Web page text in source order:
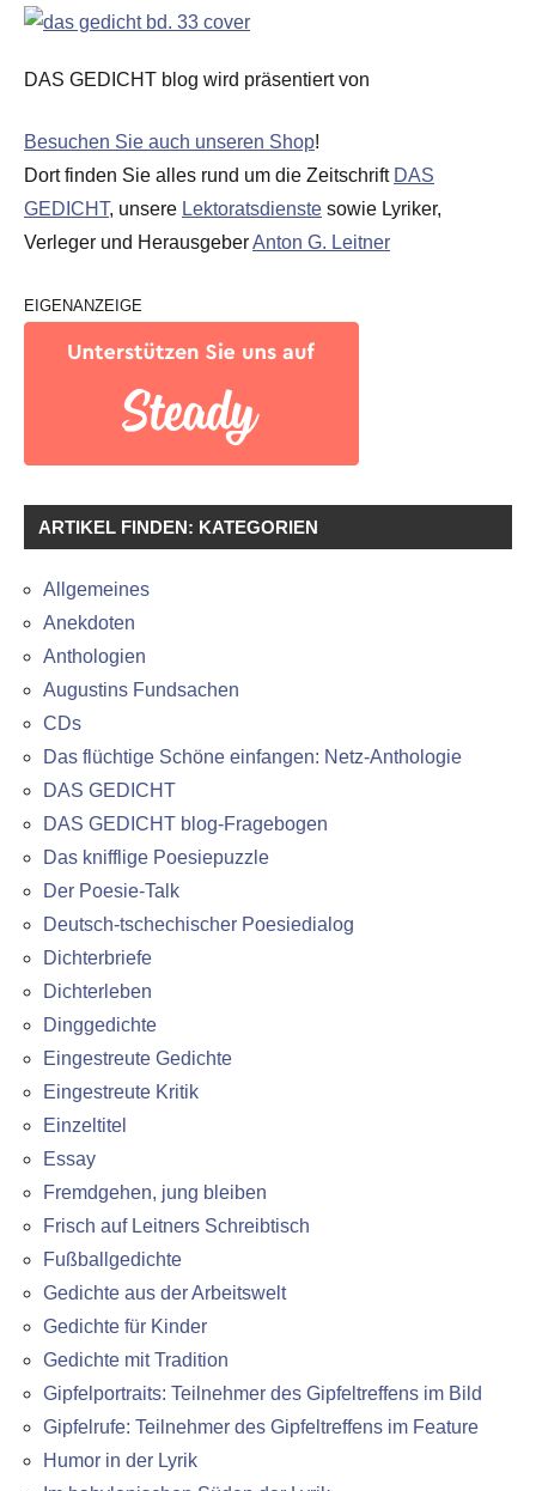
DAS GEDICHT blog wird präsentiert von
Besuchen Sie auch unseren Shop!
Dort finden Sie alles rund um die Zeitschrift DAS
GEDICHT, unsere Lektoratsdienste sowie Lyriker,
Verleger und HerausgeberAnton G. Leitner
EIGENANZEIGE
ARTIKEL FINDEN: KATEGORIEN
Allgemeines
Anekdoten
Anthologien
Augustins Fundsachen
CDs
Das flüchtige Schöne einfangen: Netz-Anthologie
DAS GEDICHT
DAS GEDICHT blog-Fragebogen
Das knifflige Poesiepuzzle
Der Poesie-Talk
Deutsch-tschechischer Poesiedialog
Dichterbriefe
Dichterleben
Dinggedichte
Eingestreute Gedichte
Eingestreute Kritik
Einzeltitel
Essay
Fremdgehen, jung bleiben
Frisch auf Leitners Schreibtisch
Fußballgedichte
Gedichte aus der Arbeitswelt
Gedichte für Kinder
Gedichte mit Tradition
Gipfelportraits: Teilnehmer des Gipfeltreffens im Bild
Gipfelrufe: Teilnehmer des Gipfeltreffens im Feature
Humor in der Lyrik